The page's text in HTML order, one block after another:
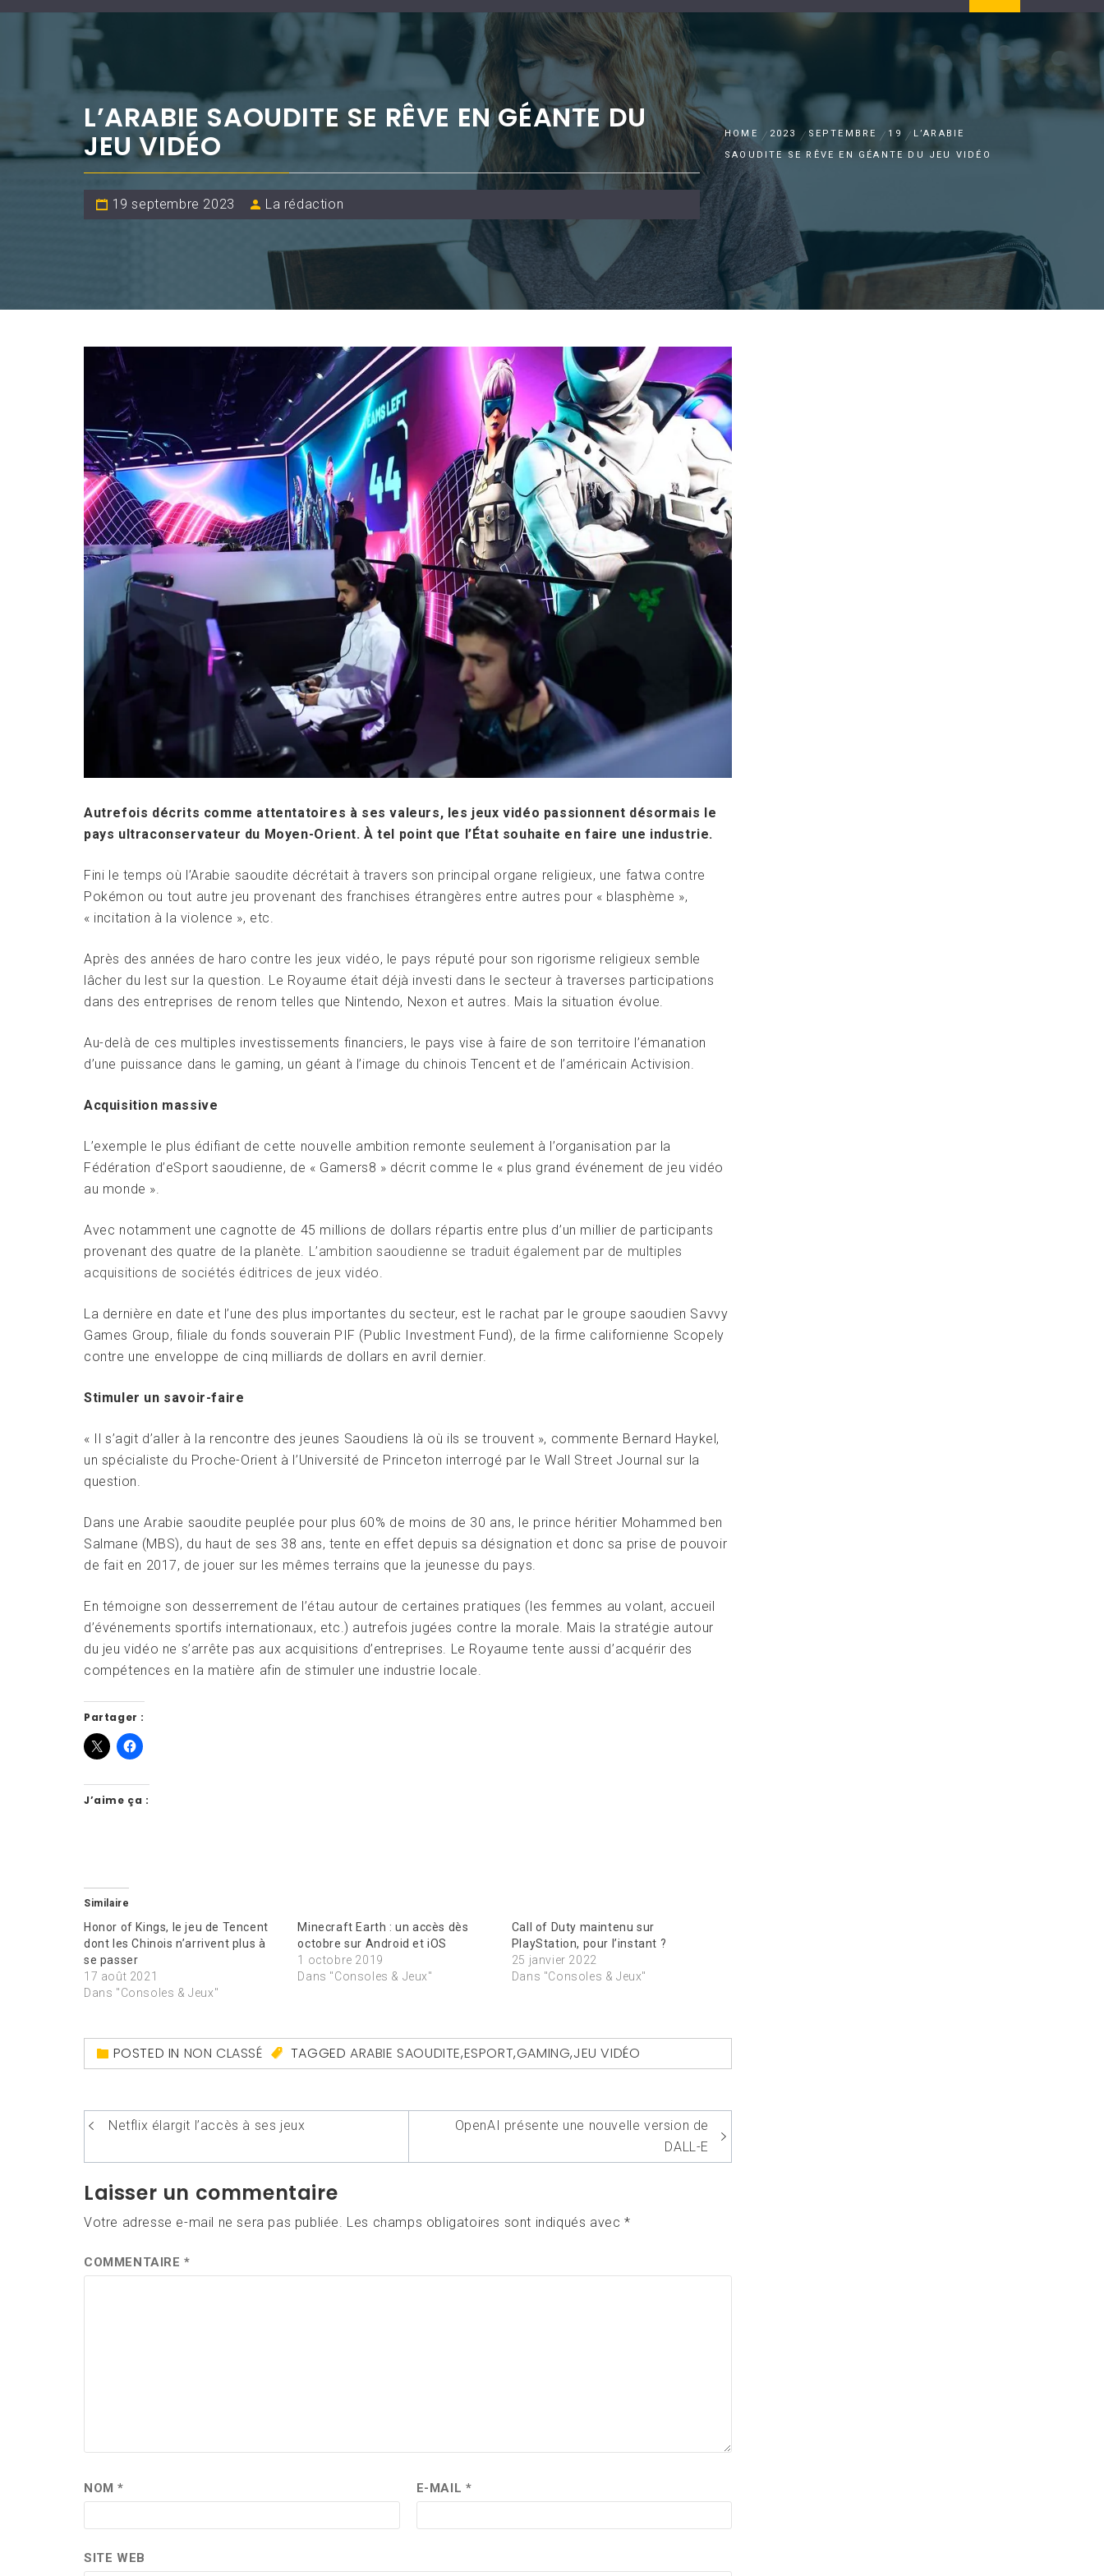
L’ARABIE SAOUDITE SE RÊVE EN GÉANTE DU
JEU VIDÉO
19 septembre 2023 La rédaction
HOME 2023 SEPTEMBRE 19
L’ARABIE
SAOUDITE SE RÊVE EN GÉANTE DU JEU VIDÉO
Autrefois décrits comme attentatoires à ses valeurs, les jeux vidéo passionnent désormais le
pays ultraconservateur du Moyen-Orient. À tel point que l’État souhaite en faire une industrie.
Fini le temps où l’Arabie saoudite décrétait à travers son principal organe religieux, une fatwa contre
Pokémon ou tout autre jeu provenant des franchises étrangères entre autres pour « blasphème »,
« incitation à la violence », etc.
Après des années de haro contre les jeux vidéo, le pays réputé pour son rigorisme religieux semble
lâcher du lest sur la question. Le Royaume était déjà investi dans le secteur à traverses participations
dans des entreprises de renom telles que Nintendo, Nexon et autres. Mais la situation évolue.
Au-delà de ces multiples investissements financiers, le pays vise à faire de son territoire l’émanation
d’une puissance dans le gaming, un géant à l’image du chinois Tencent et de l’américain Activision.
Acquisition massive
L’exemple le plus édifiant de cette nouvelle ambition remonte seulement à l’organisation par la
Fédération d’eSport saoudienne, de « Gamers8 » décrit comme le « plus grand événement de jeu vidéo
au monde ».
Avec notamment une cagnotte de 45 millions de dollars répartis entre plus d’un millier de participants
provenant des quatre de la planète. L’ambition saoudienne se traduit également par de multiples
acquisitions de sociétés éditrices de jeux vidéo.
La dernière en date et l’une des plus importantes du secteur, est le rachat par le groupe saoudien Savvy
Games Group, filiale du fonds souverain PIF (Public Investment Fund), de la firme californienne Scopely
contre une enveloppe de cinq milliards de dollars en avril dernier.
Stimuler un savoir-faire
« Il s’agit d’aller à la rencontre des jeunes Saoudiens là où ils se trouvent », commente Bernard Haykel,
un spécialiste du Proche-Orient à l’Université de Princeton interrogé par le Wall Street Journal sur la
question.
Dans une Arabie saoudite peuplée pour plus 60% de moins de 30 ans, le prince héritier Mohammed ben
Salmane (MBS), du haut de ses 38 ans, tente en effet depuis sa désignation et donc sa prise de pouvoir
de fait en 2017, de jouer sur les mêmes terrains que la jeunesse du pays.
En témoigne son desserrement de l’étau autour de certaines pratiques (les femmes au volant, accueil
d’événements sportifs internationaux, etc.) autrefois jugées contre la morale. Mais la stratégie autour
du jeu vidéo ne s’arrête pas aux acquisitions d’entreprises. Le Royaume tente aussi d’acquérir des
compétences en la matière afin de stimuler une industrie locale.
Partager :
J’aime ça :
Similaire
Honor of Kings, le jeu de Tencent
dont les Chinois n’arrivent plus à
se passer
17 août 2021
Dans "Consoles & Jeux"
Minecraft Earth : un accès dès
octobre sur Android et iOS
1 octobre 2019
Dans "Consoles & Jeux"
Call of Duty maintenu sur
PlayStation, pour l’instant ?
25 janvier 2022
Dans "Consoles & Jeux"
POSTED IN NON CLASSÉ TAGGEDARABIE SAOUDITE,ESPORT,GAMING,JEU VIDÉO
Navigation
l’article
Netflix élargit l’accès à ses jeux
OpenAI présente une nouvelle version de
DALL-E
Laisser un commentaire
Votre adresse e-mail ne sera pas publiée. Les champs obligatoires sont indiqués avec*
COMMENTAIRE*
NOM* E-MAIL *
SITE WEB